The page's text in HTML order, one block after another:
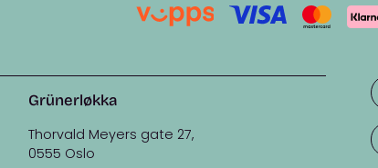
Grünerløkka
Thorvald Meyers gate 27,
0555 Oslo